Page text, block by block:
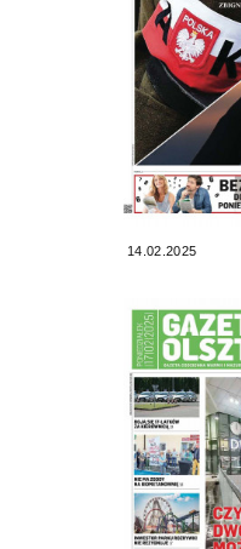
14.02.2025